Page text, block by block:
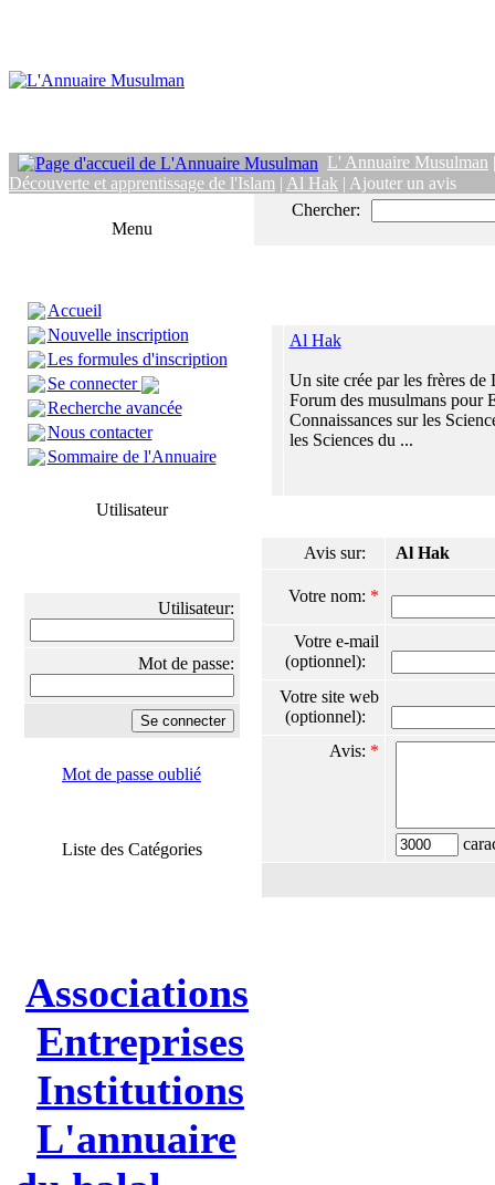
L' Annuaire Musulman
Découverte et apprentissage de l'Islam | Al Hak | Ajouter un avis
Menu
Accueil
Nouvelle inscription
Les formules d'inscription
Se connecter
Recherche avancée
Nous contacter
Sommaire de l'Annuaire
Utilisateur
Utilisateur:
Mot de passe:
Mot de passe oublié
Liste des Catégories
Associations
Entreprises
Institutions
L'annuaire
Chercher:
Al Hak
Un site crée par les frères
Forum des musulmans pour
Connaissances sur les
les Sciences du ...
Avis sur: Al Hak
Votre nom: *
Votre e-mail
(optionnel):
Votre site web
(optionnel):
Avis: *